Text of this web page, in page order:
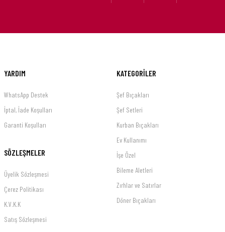
YARDIM
WhatsApp Destek
İptal, İade Koşulları
Garanti Koşulları
SÖZLEŞMELER
Üyelik Sözleşmesi
Çerez Politikası
K.V.K.K
Satış Sözleşmesi
KATEGORİLER
Şef Bıçakları
Şef Setleri
Kurban Bıçakları
Ev Kullanımı
İşe Özel
Bileme Aletleri
Zırhlar ve Satırlar
Döner Bıçakları